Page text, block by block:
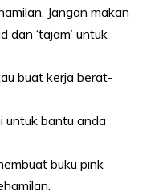
Jangan makan
dan ‘tajam’ untuk
buat kerja berat-
untuk bantu anda
buku pink